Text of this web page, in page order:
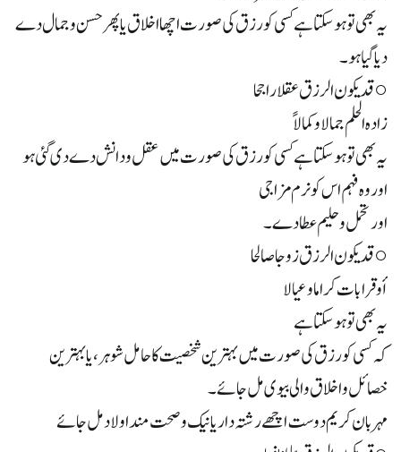
یہ بھی تو ہو سکتا ہے کسی کو رزق کی صورت اچھا اخلاق یا پھر حسن و جمال دے
دیا گیا ہو۔
○ قد يكون الرزق عقلا راجحا
زاده الحلم جمالا وكمالاً
یہ بھی تو ہو سکتا ہے کسی کو رزق کی صورت میں عقل و دانش دے دی گئی ہو
اور وہ فہم اس کو نرم مزاجی
اور تحمل و حلیم عطا دے ۔
○ قد يكون الرزق زوجا صالحا
أو قرابات كراما وعيالا
یہ بھی تو ہو سکتا ہے
کہ کسی کو رزق کی صورت میں بہترین شخصیت کا حامل شوہر، یا بہترین
خصائل و اخلاق والی بیوی مل جائے۔
مہربان کریم دوست اچھے رشتہ دار یا نیک و صحت مند اولاد مل جائے